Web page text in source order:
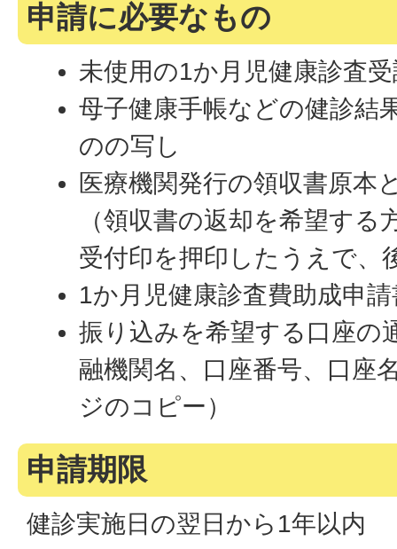
申請に必要なもの
未使用の1か月児健康診査
母子健康手帳などの健診結
のの写し
医療機関発行の領収書原本
（領収書の返却を希望す
受付印を押印したうえで、
1か月児健康診査費助成申
振り込みを希望する口座の
融機関名、口座番号、口座
ジのコピー）
申請期限
健診実施日の翌日から1年以内